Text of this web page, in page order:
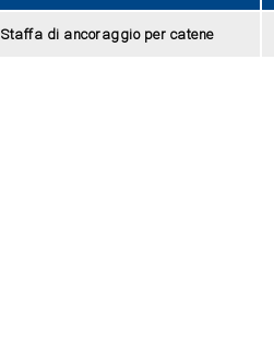
Staffa di ancoraggio per catene